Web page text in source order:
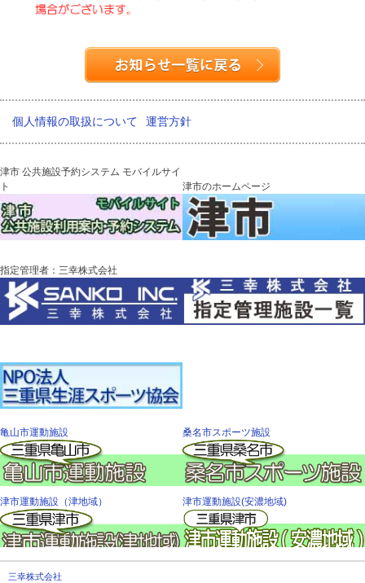
個人情報の取扱について 運営方針
津市 公共施設予約システム モバイルサイ
ト
津市のホームページ
指定管理者：三幸株式会社